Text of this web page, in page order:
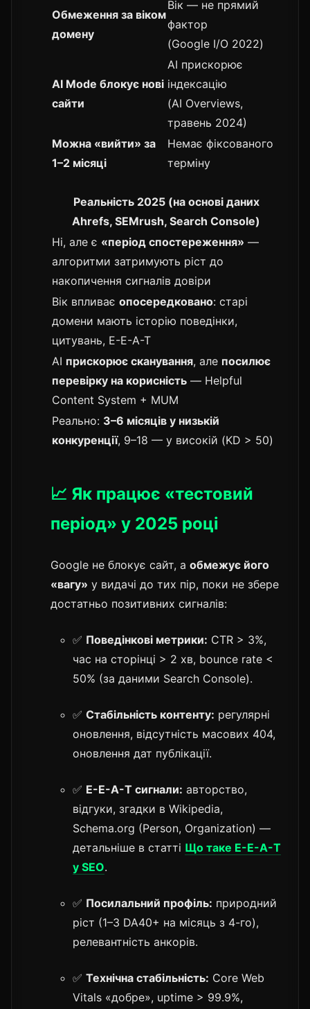
Обмеження за віком
домену
Вік — не прямий
фактор
(Google I/O 2022)
AI Mode блокує нові
сайти
AI прискорює
індексацію
(AI Overviews,
травень 2024)
Можна «вийти» за
1–2 місяці
Немає фіксованого
терміну
Реальність 2025 (на основі даних
Ahrefs, SEMrush, Search Console)
Ні, але є «період спостереження» —
алгоритми затримують ріст до
накопичення сигналів довіри
Вік впливає опосередковано: старі
домени мають історію поведінки,
цитувань, E-E-A-T
AI прискорює сканування, але посилює
перевірку на корисність — Helpful
Content System + MUM
Реально: 3–6 місяців у низькій
конкуренції, 9–18 — у високій (KD > 50)
📈 Як працює «тестовий
період» у 2025 році
Google не блокує сайт, а обмежує його
«вагу» у видачі до тих пір, поки не збере
достатньо позитивних сигналів:
✅ Поведінкові метрики: CTR > 3%,
час на сторінці > 2 хв, bounce rate <
50% (за даними Search Console).
✅ Стабільність контенту: регулярні
оновлення, відсутність масових 404,
оновлення дат публікації.
✅ E-E-A-T сигнали: авторство,
відгуки, згадки в Wikipedia,
Schema.org (Person, Organization) —
детальніше в статті Що таке E-E-A-T
у SEO.
✅ Посилальний профіль: природний
ріст (1–3 DA40+ на місяць з 4-го),
релевантність анкорів.
✅ Технічна стабільність: Core Web
Vitals «добре», uptime > 99.9%,